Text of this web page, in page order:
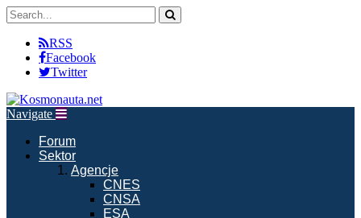
RSS
Facebook
Twitter
Navigate
Forum
Sektor
Agencje
CNES
CNSA
ESA